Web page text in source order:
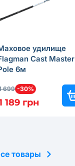
удилище
Cast Master
6м
699 -30%
189 грн
товары